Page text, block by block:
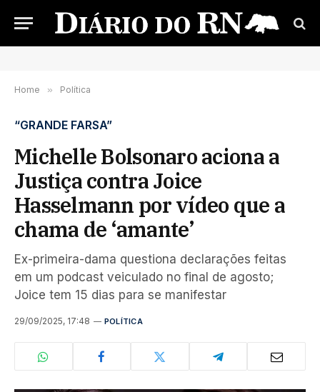
Home » Política
“GRANDE FARSA”
Michelle Bolsonaro aciona a
Justiça contra Joice
Hasselmann por vídeo que a
chama de ‘amante’
Ex-primeira-dama questiona declarações feitas
em um podcast veiculado no final de agosto;
Joice tem 15 dias para se manifestar
29/09/2025, 17:48 POLÍTICA